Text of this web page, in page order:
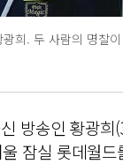
희. 두 사람의 명찰
방송인 황광
잠실 롯데월